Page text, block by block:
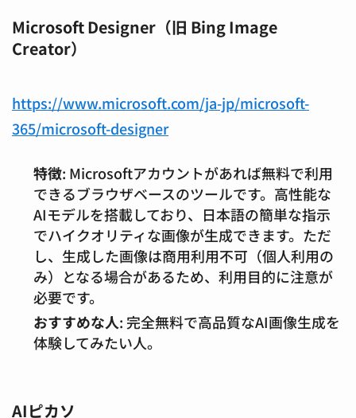
Microsoft Designer（旧 Bing Image
Creator）
https://www.microsoft.com/ja-jp/microsoft-
365/microsoft-designer
特徴: Microsoftアカウントがあれば無料で利用
できるブラウザベースのツールです。高性能な
AIモデルを搭載しており、日本語の簡単な指示
でハイクオリティな画像が生成できます。ただ
し、生成した画像は商用利用不可（個人利用の
み）となる場合があるため、利用目的に注意が
必要です。
おすすめな人: 完全無料で高品質なAI画像生成を
体験してみたい人。
AIピカソ